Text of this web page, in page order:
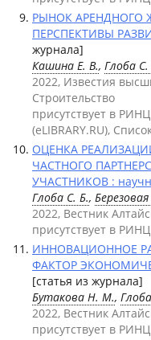
РЫНОК
ПЕРСПЕКТИВЫ
журнала]
Кашина Е. В., Глоба С.
2022, Известия
Строительство
присутствует в
(eLIBRARY.RU),
ОЦЕНКА
ЧАСТНОГО
УЧАСТНИКОВ :
Глоба С. Б.,
2022, Вестник
присутствует в
ИННОВАЦИОННОЕ
ФАКТОР
[статья из журнала]
Бутакова Н. М.,
2022, Вестник
присутствует в